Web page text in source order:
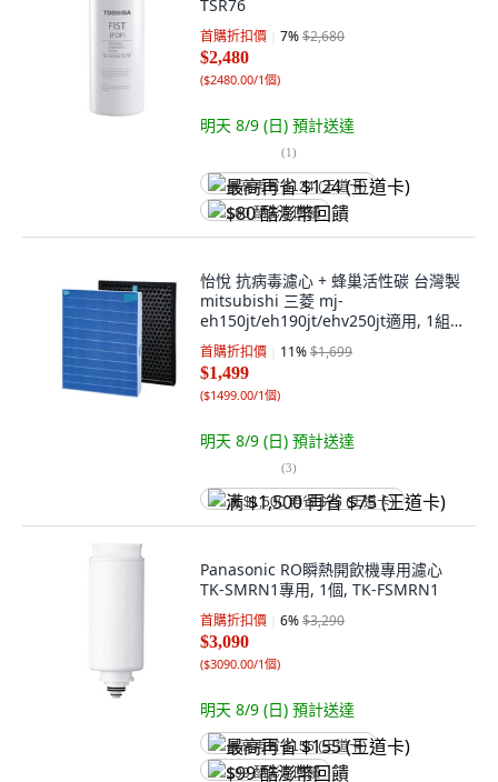
TSR76
首購折扣價 7%$2,680
$2,480
($2480.00/1個)
明天 8/9 (日) 預計送達
(1)
最高再省 $124 (王道卡)
$80 酷澎幣回饋
怡悅 抗病毒濾心 + 蜂巢活性碳 台灣製
mitsubishi 三菱 mj-
eh150jt/eh190jt/ehv250jt適用, 1組,
mj-eh150jt/eh190jt/ehv250jt
首購折扣價 11%$1,699
$1,499
($1499.00/1個)
明天 8/9 (日) 預計送達
(3)
满 $1,500 再省 $75 (王道卡)
Panasonic RO瞬熱開飲機專用濾心
TK-SMRN1專用, 1個, TK-FSMRN1
首購折扣價 6%$3,290
$3,090
($3090.00/1個)
明天 8/9 (日) 預計送達
最高再省 $155 (王道卡)
$99 酷澎幣回饋